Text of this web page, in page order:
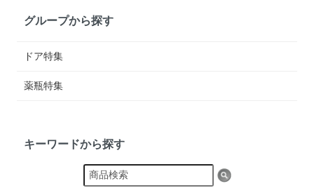
グループから探す
ドア特集
薬瓶特集
キーワードから探す